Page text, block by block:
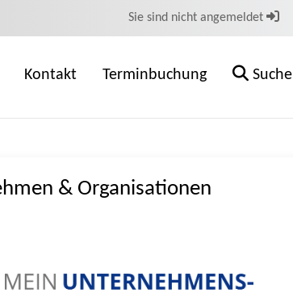
Sie sind nicht angemeldet
Kontakt Terminbuchung Suche
& Organisationen